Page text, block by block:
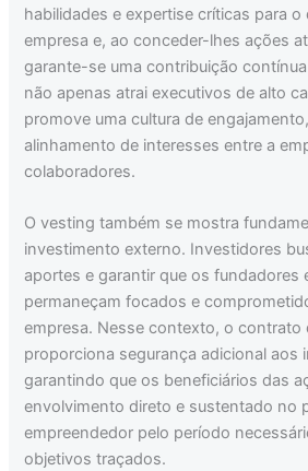
habilidades e expertise críticas para
empresa e, ao conceder-lhes ações
garante-se uma contribuição
não apenas atrai executivos de alto
promove uma cultura de
alinhamento de interesses entre a
colaboradores.
O vesting também se mostra
investimento externo. Investidores
aportes e garantir que os fundadores
permaneçam focados e
empresa. Nesse contexto, o contrato
proporciona segurança adicional aos
garantindo que os beneficiários das
envolvimento direto e sustentado no
empreendedor pelo período
objetivos traçados.